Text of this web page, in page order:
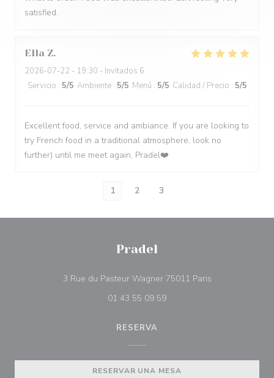
satisfied.
Ella Z
2026-07-22 - 19:30 - Invitados 6
Servicio : 5/5 Ambiente : 5/5 Menú : 5/5 Calidad / Precio : 5/5
Excellent food, service and ambiance. If you are looking to
try French food in a traditional atmosphere, look no
further) until me meet again, Pradel❤️
1 2 3
Pradel
3 Rue du Pasteur Wagner 75011 Paris((abre en una
01 43 55 09 59
RESERVA
RESERVAR UNA MESA